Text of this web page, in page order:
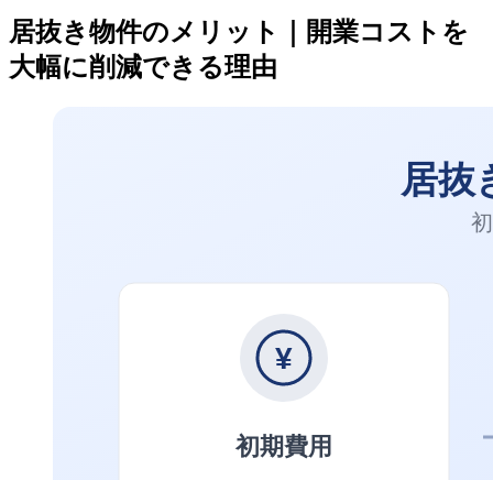
居抜き物件のメリット｜開業コストを
大幅に削減できる理由